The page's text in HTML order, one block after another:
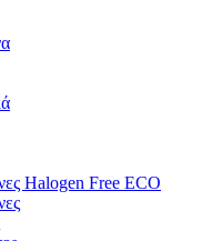
Halogen Free ECO